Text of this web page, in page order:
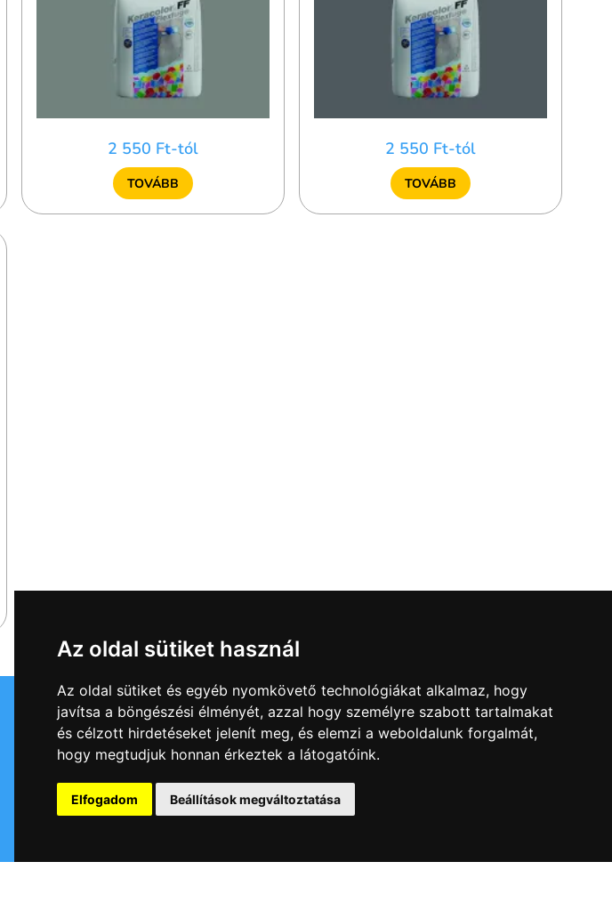
Az oldal sütiket használ
Az oldal sütiket és egyéb nyomkövető technológiákat alkalmaz, hogy
javítsa a böngészési élményét, azzal hogy személyre szabott tartalmakat
és célzott hirdetéseket jelenít meg, és elemzi a weboldalunk forgalmát,
hogy megtudjuk honnan érkeztek a látogatóink.
Elfogadom Beállítások megváltoztatása
2 550 Ft-tól
TOVÁBB
2 550 Ft-tól
TOVÁBB
Adatvédelmi nyilatkozat
Általános Szerződési Feltételek